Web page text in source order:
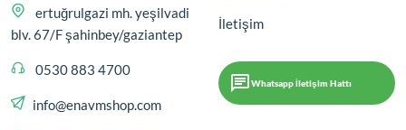
ertuğrulgazi mh. yeşilvadi
blv. 67/F şahinbey/gaziantep
0530 883 4700
info@enavmshop.com
İletişim
Whatsapp İletişim Hattı